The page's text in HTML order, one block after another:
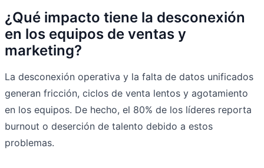
¿Qué impacto tiene la desconexión
en los equipos de ventas y
marketing?
La desconexión operativa y la falta de datos unificados
generan fricción, ciclos de venta lentos y agotamiento
en los equipos. De hecho, el 80% de los líderes reporta
burnout o deserción de talento debido a estos
problemas.